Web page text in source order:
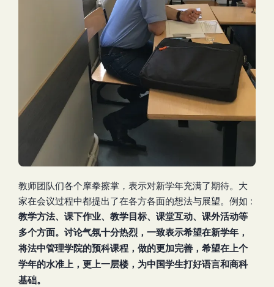
教师团队们各个摩拳擦掌，表示对新学年充满了期待。大
家在会议过程中都提出了在各方各面的想法与展望。例如 :
教学方法、课下作业、教学目标、课堂互动、课外活动等
多个方面。讨论气氛十分热烈，一致表示希望在新学年，
将法中管理学院的预科课程，做的更加完善，希望在上个
学年的水准上，更上一层楼，为中国学生打好语言和商科
基础。